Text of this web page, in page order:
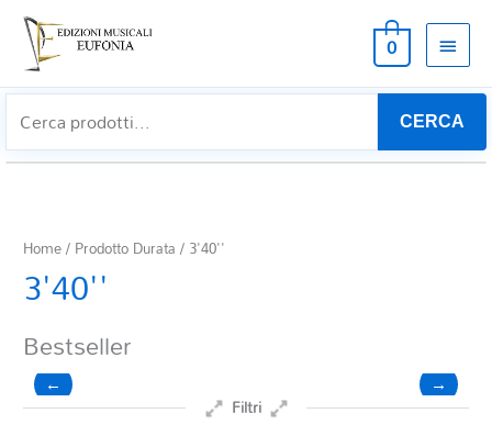
0
CERCA
Home/ Prodotto Durata / 3'40''
3'40''
Bestseller
← →
Filtri